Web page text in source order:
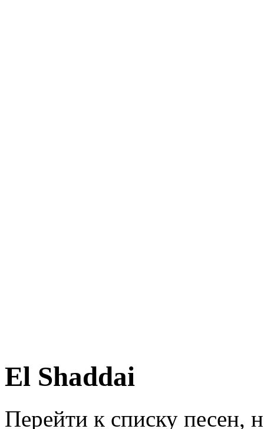
El Shaddai
Перейти к списку песен,